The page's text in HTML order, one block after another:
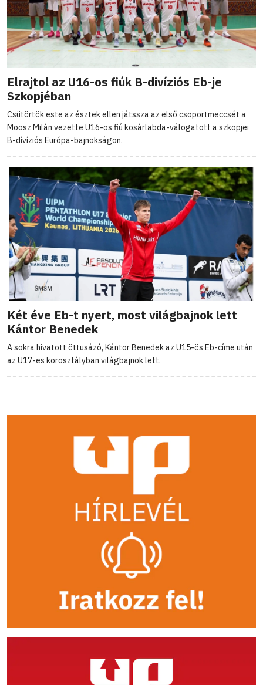
Elrajtol az U16-os fiúk B-divíziós Eb-je
Szkopjéban
Csütörtök este az észtek ellen játssza az első csoportmeccsét a
Moosz Milán vezette U16-os fiú kosárlabda-válogatott a szkopjei
B-dívíziós Európa-bajnokságon.
Két éve Eb-t nyert, most világbajnok lett
Kántor Benedek
A sokra hivatott öttusázó, Kántor Benedek az U15-ös Eb-címe után
az U17-es korosztályban világbajnok lett.